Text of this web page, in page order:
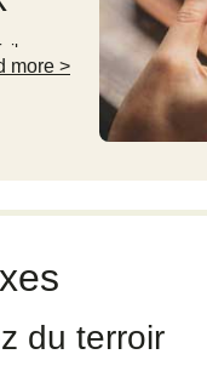
vous
more >
du terroir